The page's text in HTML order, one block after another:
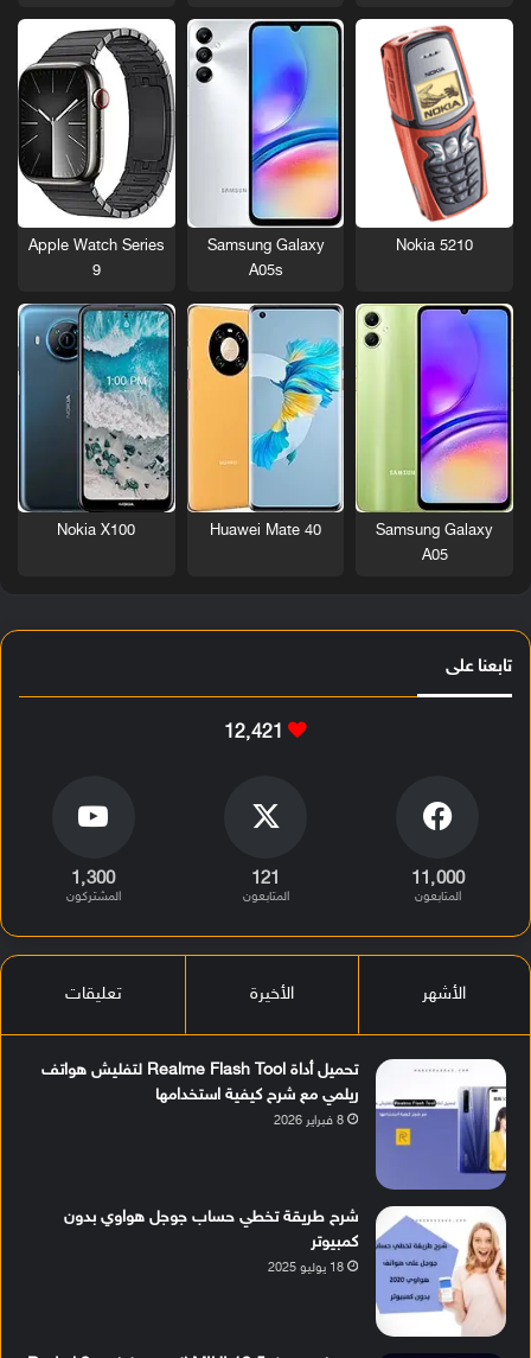
Nokia 5210
Samsung Galaxy
A05s
Apple Watch Series
9
Samsung Galaxy
A05
Huawei Mate 40
Nokia X100
تابعنا على
12٬421
11٬000
المتابعون
121
المتابعون
1٬300
المشتركون
الأشهر الأخيرة تعليقات
تحميل أداة Realme Flash Tool لتفليش هواتف
ريلمي مع شرح كيفية استخدامها
8 فبراير 2026
شرح طريقة تخطي حساب جوجل هواوي بدون
كمبيوتر
18 يوليو 2025